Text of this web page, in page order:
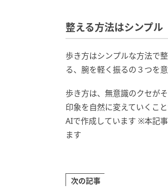
整える方法はシンプル
歩き方はシンプルな方法で
る、腕を軽く振るの３つを
歩き方は、無意識のクセが
印象を自然に変えていくこ
AIで作成しています ※本記
ます
次の記事